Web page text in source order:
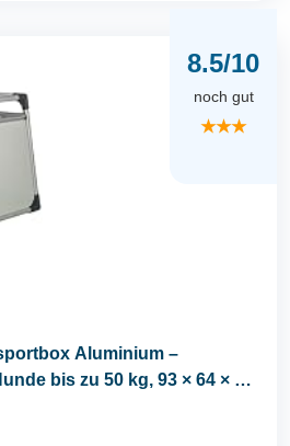
8.5/10
noch gut
★★★
Aluminium –
bis zu 50 kg, 93 × 64 × 83